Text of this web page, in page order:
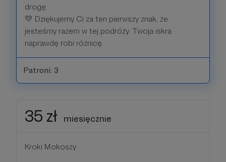
drogę.
💛 Dziękujemy Ci za ten pierwszy znak, że
jesteśmy razem w tej podróży. Twoja iskra
naprawdę robi różnicę.
Patroni: 3
35 zł miesięcznie
Kroki Mokoszy